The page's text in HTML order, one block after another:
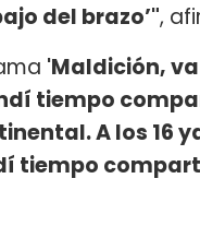
del brazo’",
'Maldición,
tiempo
A los 16
tiempo